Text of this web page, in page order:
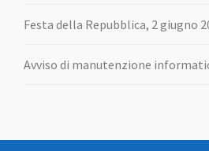
Festa della Repubblica, 2 giugno
Avviso di manutenzione